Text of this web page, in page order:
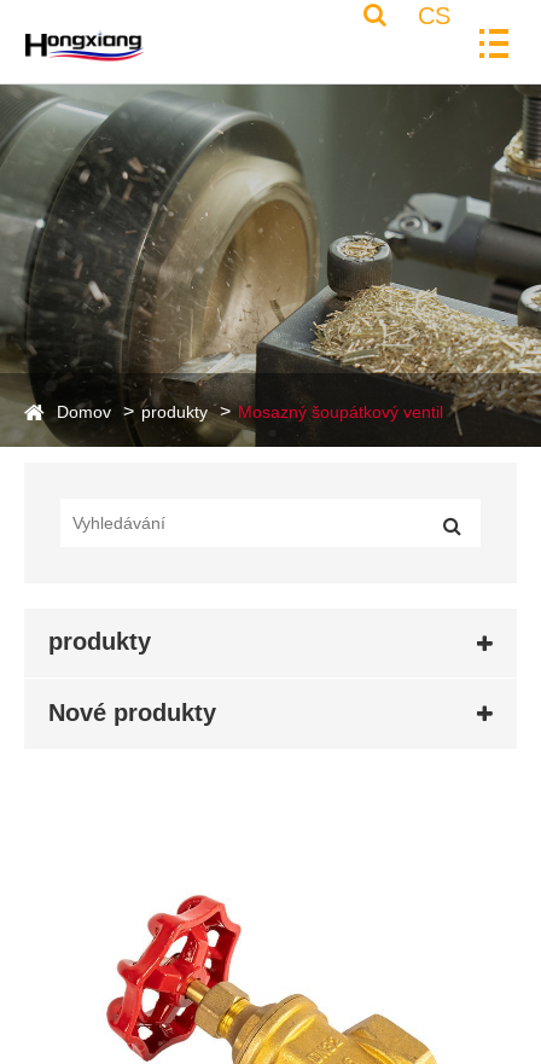
CS
Domov produkty Mosazný šoupátkový ventil
produkty
Nové produkty